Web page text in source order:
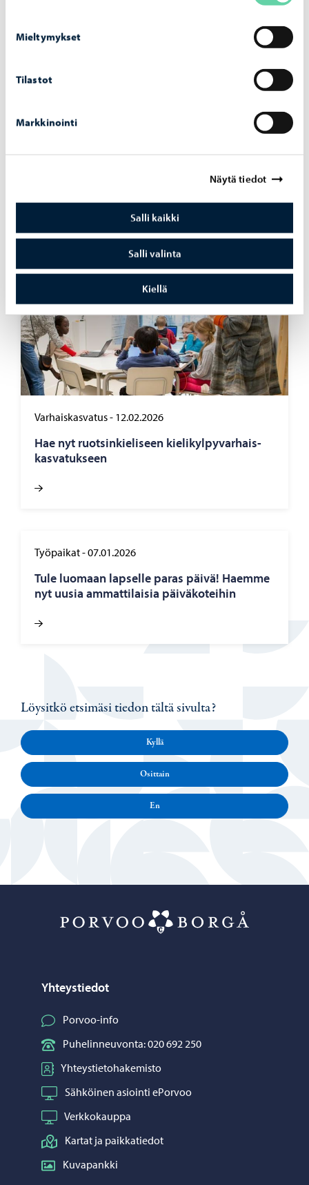
Mieltymykset
Tilastot
Markkinointi
Näytä tiedot
Salli kaikki
Salli valinta
Kiellä
Varhaiskasvatus
voit­tee­na ikä­ta­soi­nen ja yh­den­ver­tai­nen di­
Varhaiskasvatus- 12.02.2026
Hae nyt ruot­sin­kie­li­seen kie­li­kyl­py­var­hais­
kas­va­tuk­seen
Työpaikat-07.01.2026
Tule luo­maan lap­sel­le paras päivä! Haem­me
nyt uusia am­mat­ti­lai­sia päi­vä­ko­tei­hin
Löysitkö etsimäsi tiedon tältä sivulta?
Kyllä
Osittain
En
Yhteystiedot
Porvoo-info
Puhelinneuvonta: 020 692 250
Yhteystietohakemisto
Sähköinen asiointi ePorvoo
Verkkokauppa
Kartat ja paikkatiedot
Kuvapankki